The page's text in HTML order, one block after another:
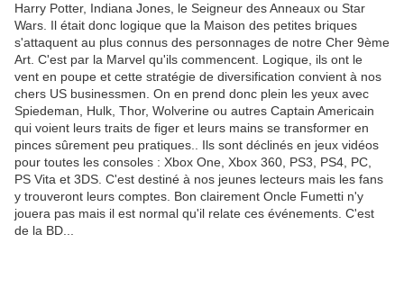
Harry Potter, Indiana Jones, le Seigneur des Anneaux ou Star
Wars. Il était donc logique que la Maison des petites briques
s'attaquent au plus connus des personnages de notre Cher 9ème
Art. C'est par la Marvel qu'ils commencent. Logique, ils ont le
vent en poupe et cette stratégie de diversification convient à nos
chers US businessmen. On en prend donc plein les yeux avec
Spiedeman, Hulk, Thor, Wolverine ou autres Captain Americain
qui voient leurs traits de figer et leurs mains se transformer en
pinces sûrement peu pratiques.. Ils sont déclinés en jeux vidéos
pour toutes les consoles : Xbox One, Xbox 360, PS3, PS4, PC,
PS Vita et 3DS. C'est destiné à nos jeunes lecteurs mais les fans
y trouveront leurs comptes. Bon clairement Oncle Fumetti n'y
jouera pas mais il est normal qu'il relate ces événements. C'est
de la BD...